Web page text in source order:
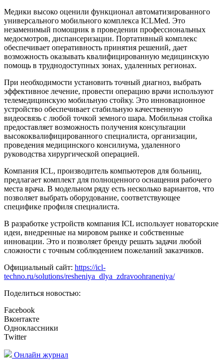
Медики высоко оценили функционал автоматизированного
универсального мобильного комплекса ICLMed. Это
незаменимый помощник в проведении профессиональных
медосмотров, диспансеризации. Портативный комплекс
обеспечивает оперативность принятия решений, дает
возможность оказывать квалифицированную медицинскую
помощь в труднодоступных зонах, удаленных регионах.
При необходимости установить точный диагноз, выбрать
эффективное лечение, провести операцию врачи используют
телемедицинскую мобильную стойку. Это инновационное
устройство обеспечивает стабильную качественную
видеосвязь с любой точкой земного шара. Мобильная стойка
предоставляет возможность получения консультации
высококвалифицированного специалиста, организации,
проведения медицинского консилиума, удаленного
руководства хирургической операцией.
Компания ICL, производитель компьютеров для больниц,
предлагает комплект для полноценного оснащения рабочего
места врача. В модельном ряду есть несколько вариантов, что
позволяет выбрать оборудование, соответствующее
специфике профиля специалиста.
В разработке устройств компания ICL использует новаторские
идеи, внедренные на мировом рынке и собственные
инновации. Это и позволяет бренду решать задачи любой
сложности с точным соблюдением пожеланий заказчиков.
Официальный сайт: https://icl-
techno.ru/solutions/resheniya_dlya_zdravoohraneniya/
Поделиться новостью:
Facebook
Вконтакте
Одноклассники
Twitter
Онлайн журнал